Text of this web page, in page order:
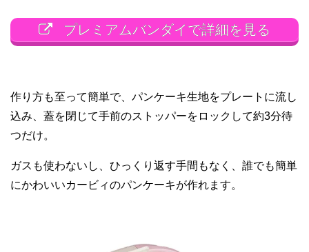
プレミアムバンダイで詳細を見る
作り方も至って簡単で、パンケーキ生地をプレートに流し
込み、蓋を閉じて手前のストッパーをロックして約3分待
つだけ。
ガスも使わないし、ひっくり返す手間もなく、誰でも簡単
にかわいいカービィのパンケーキが作れます。